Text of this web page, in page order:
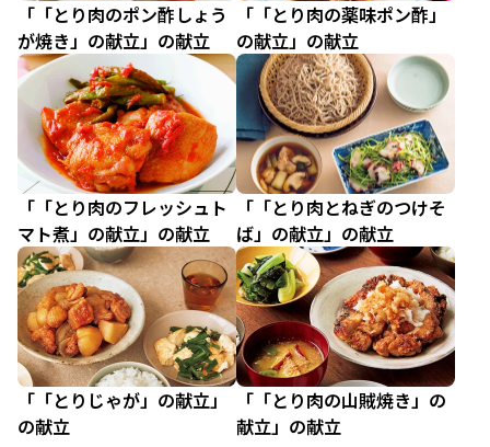
「「とり肉のポン酢しょう
が焼き」の献立」の献立
「「とり肉の薬味ポン酢」
の献立」の献立
「「とり肉のフレッシュト
マト煮」の献立」の献立
「「とり肉とねぎのつけそ
ば」の献立」の献立
「「とりじゃが」の献立」
の献立
「「とり肉の山賊焼き」の
献立」の献立